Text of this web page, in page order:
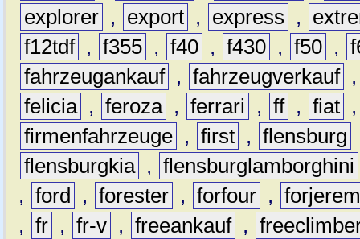
explorer , export , express ,
f12tdf , f355 , f40 , f430 , f50 ,
fahrzeugankauf , fahrzeugverkauf
felicia , feroza , ferrari , ff , fiat
firmenfahrzeuge , first , flensburg
flensburgkia , flensburglamborghini
, ford , forester , forfour ,
, fr , fr-v , freeankauf ,